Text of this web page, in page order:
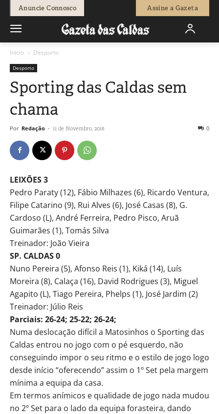
Anuncie Connosco Assine a Gazeta
Início Desporto
Desporto
Sporting das Caldas sem
chama
Por Redação - 11 de Novembro, 2016 0
LEIXÕES 3
Pedro Paraty (12), Fábio Milhazes (6), Ricardo Ventura,
Filipe Catarino (9), Rui Alves (6), José Casas (8), G.
Cardoso (L), André Ferreira, Pedro Pisco, Aruã
Guimarães (1), Tomás Silva
Treinador: João Vieira
SP. CALDAS 0
Nuno Pereira (5), Afonso Reis (1), Kiká (14), Luís
Moreira (8), Calaça (16), David Rodrigues (3), Miguel
Agapito (L), Tiago Pereira, Phelps (1), José Jardim (2)
Treinador: Júlio Reis
Parciais: 26-24; 25-22; 26-24;
Numa deslocação difícil a Matosinhos o Sporting das
Caldas entrou no jogo com o pé esquerdo, não
conseguindo impor o seu ritmo e o estilo de jogo logo
desde início “oferecendo” assim o 1º Set pela margem
mínima a equipa da casa.
Em termos anímicos e qualidade de jogo nada mudou
no 2º Set para o lado da equipa forasteira, dando